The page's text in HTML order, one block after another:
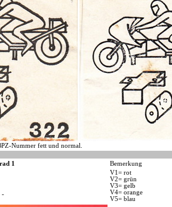
Nummer fett und normal.
1
Bemerkung
V1= rot
V2= grün
V3= gelb
V4= orange
V5= blau
-